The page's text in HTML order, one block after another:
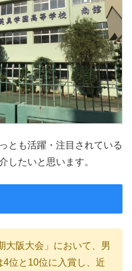
とも活躍・注目されている
したいと思います。
大阪大会」において、男
位と10位に入賞し、近